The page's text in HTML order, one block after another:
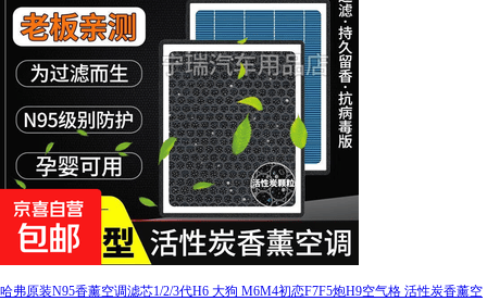
哈弗原装N95香薰空调滤芯1/2/3代H6 大狗 M6M4初恋F7F5炮H9空气格 活性炭香薰空